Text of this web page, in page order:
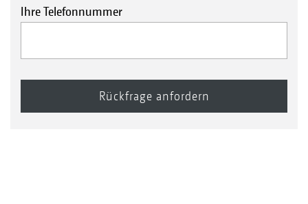
Ihre Telefonnummer